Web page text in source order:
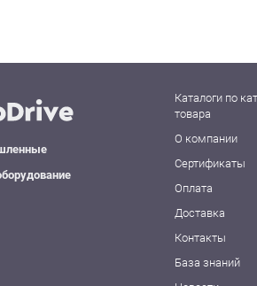
Каталоги по
товара
О компании
Сертификаты
Оплата
Доставка
Контакты
База знаний